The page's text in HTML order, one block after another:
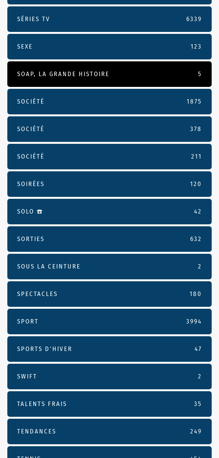
SÉRIES TV 6339
SEXE 123
SOAP, LA GRANDE HISTOIRE 5
SOCIÉTÉ 1875
SOCIÉTÉ 378
SOCIÉTÉ 211
SOIRÉES 120
SOLO ☎️ 42
SORTIES 632
SOUS LA CEINTURE 2
SPECTACLES 180
SPORT 3994
SPORTS D'HIVER 47
SWIFT 2
TALENTS FRAIS 35
TENDANCES 249